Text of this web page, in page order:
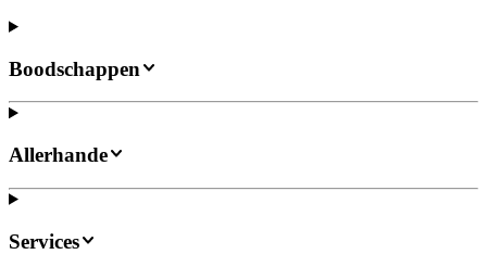
Boodschappen
Allerhande
Services